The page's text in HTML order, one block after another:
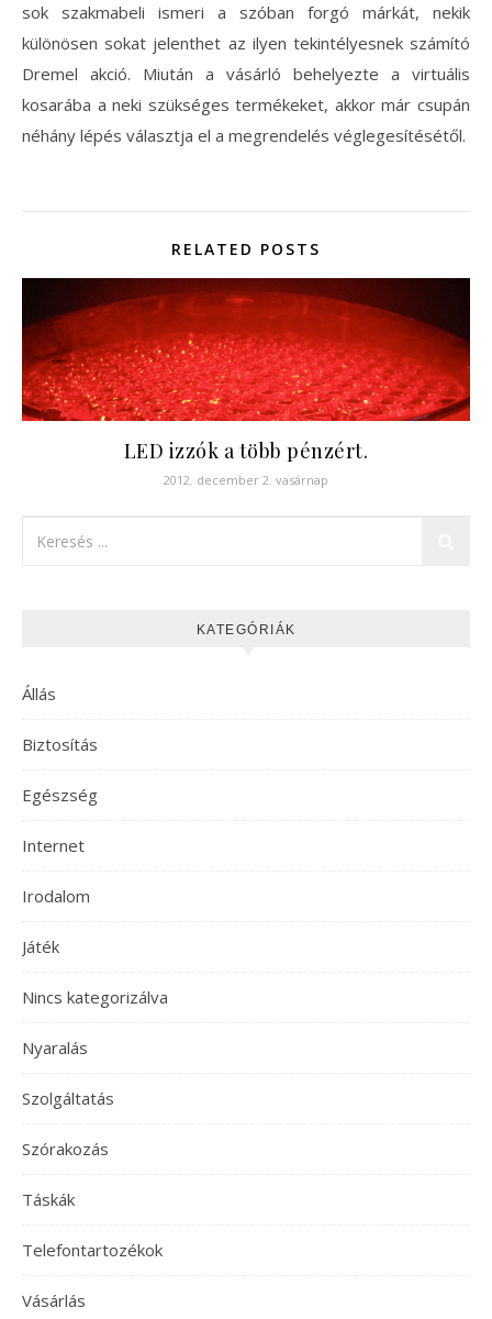
sok szakmabeli ismeri a szóban forgó márkát, nekik
különösen sokat jelenthet az ilyen tekintélyesnek számító
Dremel akció. Miután a vásárló behelyezte a virtuális
kosarába a neki szükséges termékeket, akkor már csupán
néhány lépés választja el a megrendelés véglegesítésétől.
RELATED POSTS
LED izzók a több pénzért.
2012. december 2. vasárnap
KATEGÓRIÁK
Állás
Biztosítás
Egészség
Internet
Irodalom
Játék
Nincs kategorizálva
Nyaralás
Szolgáltatás
Szórakozás
Táskák
Telefontartozékok
Vásárlás